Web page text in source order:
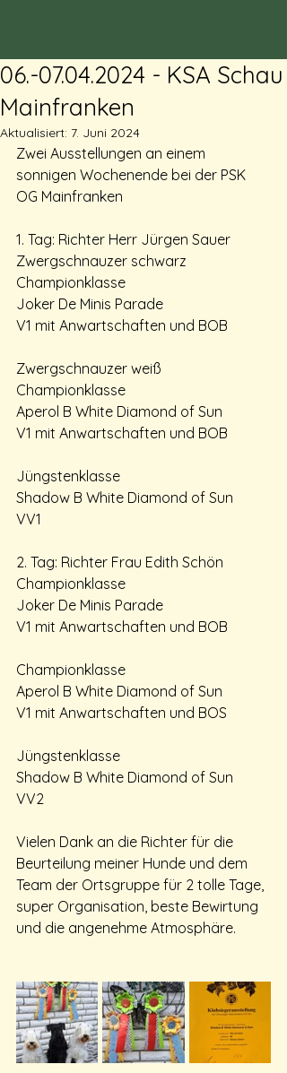
06.-07.04.2024 - KSA Schau
Mainfranken
Aktualisiert: 7. Juni 2024
Zwei Ausstellungen an einem
sonnigen Wochenende bei der PSK
OG Mainfranken
1. Tag: Richter Herr Jürgen Sauer
Zwergschnauzer schwarz
Championklasse
Joker De Minis Parade
V1 mit Anwartschaften und BOB
Zwergschnauzer weiß
Championklasse
Aperol B White Diamond of Sun
V1 mit Anwartschaften und BOB
Jüngstenklasse
Shadow B White Diamond of Sun
VV1
2. Tag: Richter Frau Edith Schön
Championklasse
Joker De Minis Parade
V1 mit Anwartschaften und BOB
Championklasse
Aperol B White Diamond of Sun
V1 mit Anwartschaften und BOS
Jüngstenklasse
Shadow B White Diamond of Sun
VV2
Vielen Dank an die Richter für die
Beurteilung meiner Hunde und dem
Team der Ortsgruppe für 2 tolle Tage,
super Organisation, beste Bewirtung
und die angenehme Atmosphäre.